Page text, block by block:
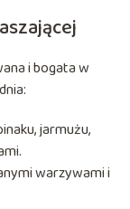
i bogata w
jarmużu,
warzywami i